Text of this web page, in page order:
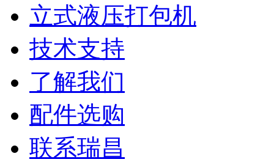
立式液压打包机
技术支持
了解我们
配件选购
联系瑞昌